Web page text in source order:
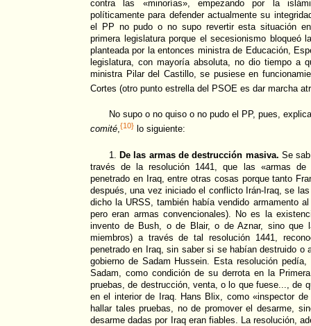
contra las «minorías», empezando por la
políticamente para defender actualmente su
el PP no pudo o no supo revertir esta situación
primera legislatura porque el secesionismo bloqueó
planteada por la entonces ministra de Educación,
legislatura, con mayoría absoluta, no dio tiempo a
ministra Pilar del Castillo, se pusiese en
Cortes (otro punto estrella del PSOE es dar marcha
No supo o no quiso o no pudo el PP, pues,
comité,{10} lo siguiente:
1. De las armas de destrucción masiva. Se
través de la resolución 1441, que las «armas de
penetrado en Iraq, entre otras cosas porque tanto
después, una vez iniciado el conflicto Irán-Iraq, se
dicho la URSS, también había vendido armamento
pero eran armas convencionales). No es la
invento de Bush, o de Blair, o de Aznar, sino que
miembros) a través de tal resolución 1441,
penetrado en Iraq, sin saber si se habían destruido o
gobierno de Sadam Hussein. Esta resolución
Sadam, como condición de su derrota en la
pruebas, de destrucción, venta, o lo que fuese..., de
en el interior de Iraq. Hans Blix, como «inspector
hallar tales pruebas, no de promover el desarme,
desarme dadas por Iraq eran fiables. La resolución,